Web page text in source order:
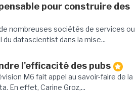
pour construire des
nombreuses sociétés de services ou
datascientist dans la mise...
l'efficacité des pubs
M6 fait appel au savoir-faire de la
En effet, Carine Groz,...